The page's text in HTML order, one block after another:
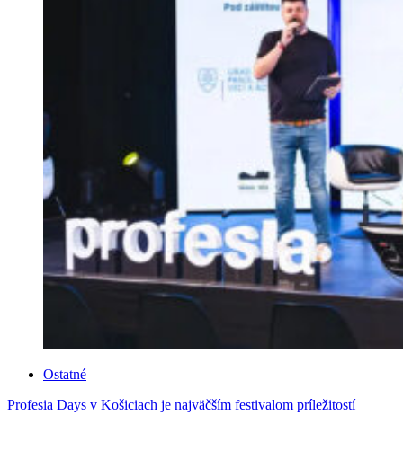
Ostatné
Profesia Days v Košiciach je najväčším festivalom príležitostí